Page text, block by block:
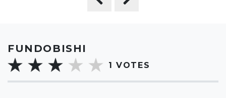
FUNDOBISHI
1 VOTES